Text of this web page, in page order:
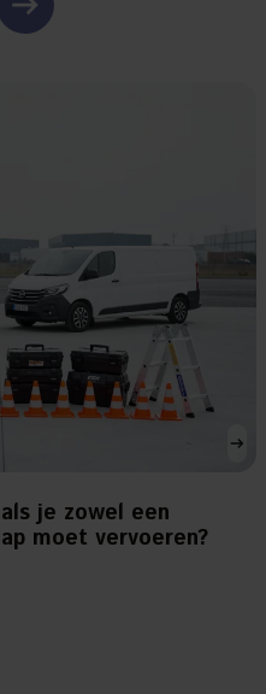
je zowel een
moet vervoeren?